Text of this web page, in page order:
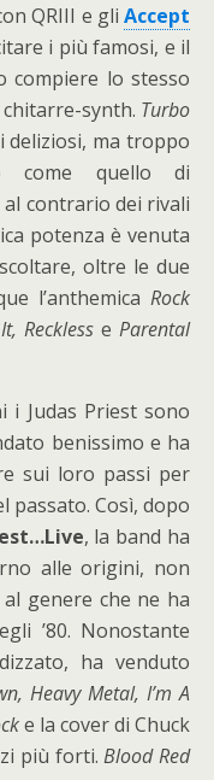
QRIII e gli Accept
i più famosi, e il
compiere lo stesso
synth. Turbo
ma troppo
come quello di
contrario dei rivali
potenza è venuta
oltre le due
l’anthemica Rock
Reckless eParental
i Judas Priest sono
benissimo e ha
sui loro passi per
passato. Così, dopo
, la band ha
alle origini, non
genere che ne ha
’80. Nonostante
ha venduto
Heavy Metal, I’m A
e la cover di Chuck
più forti.Blood Red